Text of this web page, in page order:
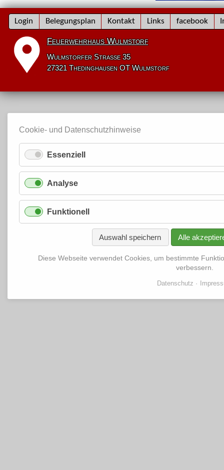
Navigation
überspringen
Login Belegungsplan Kontakt Links facebook
Feuerwehrhaus Wulmstorf
Wulmstorfer Straße 35
27321 Thedinghausen OT Wulmstorf
Cookie- und Datenschutzhinweise
Essenziell
Analyse
Funktionell
Auswahl speichern Alle
Diese Webseite verwendet Cookies, um bestimmte
verbessern.
Datenschutz